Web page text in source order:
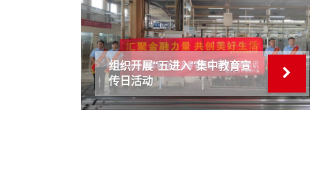
组织开展“五进入”集中教育宣
传日活动